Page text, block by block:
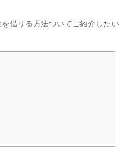
借りる方法ついてご紹介したい